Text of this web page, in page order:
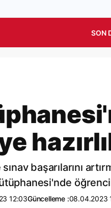
SON
başarılarını
12:03Güncelleme :08.04.2023